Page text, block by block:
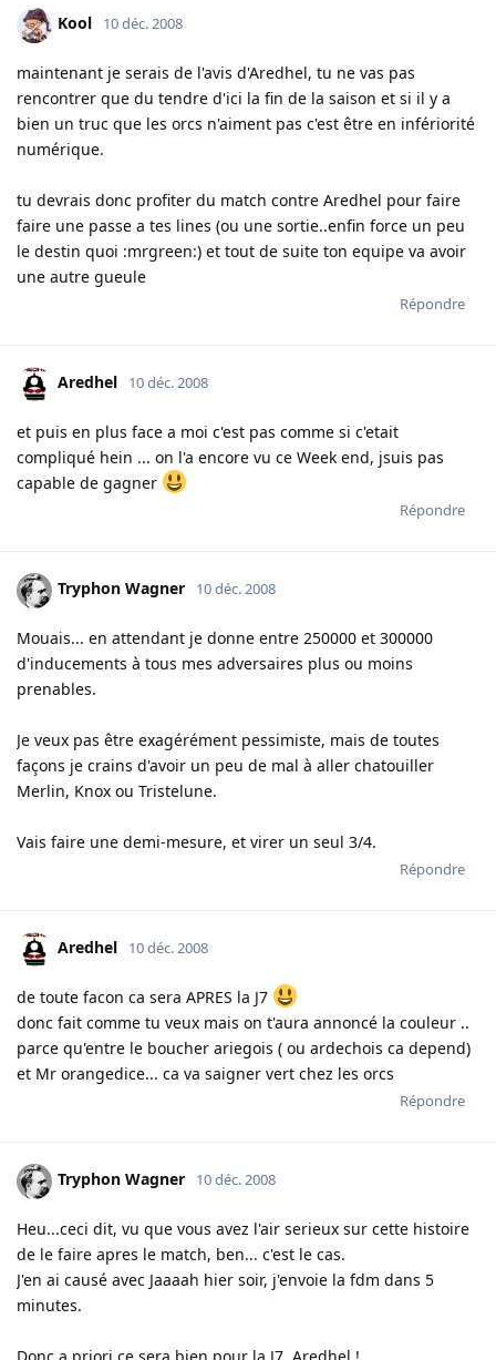
Kool 10 déc. 2008
maintenant je serais de l'avis d'Aredhel, tu ne vas pas
rencontrer que du tendre d'ici la fin de la saison et si il y a
bien un truc que les orcs n'aiment pas c'est être en infériorité
numérique.
tu devrais donc profiter du match contre Aredhel pour faire
faire une passe a tes lines (ou une sortie..enfin force un peu
le destin quoi :mrgreen:) et tout de suite ton equipe va avoir
une autre gueule
Répondre
Aredhel 10 déc. 2008
et puis en plus face a moi c'est pas comme si c'etait
compliqué hein ... on l'a encore vu ce Week end, jsuis pas
capable de gagner
Répondre
Tryphon Wagner 10 déc. 2008
Mouais... en attendant je donne entre 250000 et 300000
d'inducements à tous mes adversaires plus ou moins
prenables.
Je veux pas être exagérément pessimiste, mais de toutes
façons je crains d'avoir un peu de mal à aller chatouiller
Merlin, Knox ou Tristelune.
Vais faire une demi-mesure, et virer un seul 3/4.
Répondre
Aredhel 10 déc. 2008
de toute facon ca sera APRES la J7
donc fait comme tu veux mais on t'aura annoncé la couleur ..
parce qu'entre le boucher ariegois ( ou ardechois ca depend)
et Mr orangedice... ca va saigner vert chez les orcs
Répondre
Tryphon Wagner 10 déc. 2008
Heu...ceci dit, vu que vous avez l'air serieux sur cette histoire
de le faire apres le match, ben... c'est le cas.
J'en ai causé avec Jaaaah hier soir, j'envoie la fdm dans 5
minutes.
Donc a priori ce sera bien pour la J7, Aredhel !